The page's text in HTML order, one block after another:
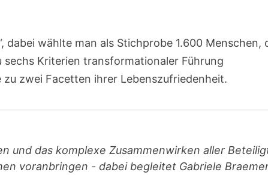
dabei wählte man als Stichprobe 1.600 Menschen,
sechs Kriterien transformationaler Führung
zwei Facetten ihrer Lebenszufriedenheit.
und das komplexe Zusammenwirken aller
voranbringen - dabei begleitet Gabriele